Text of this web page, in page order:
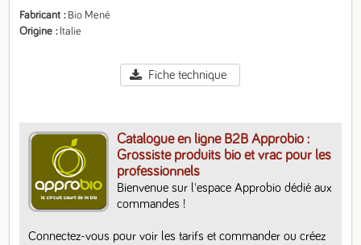
Fabricant
Bio Mené
Origine
Italie
Fiche technique
Catalogue en ligne B2B Approbio :
Grossiste produits bio et vrac pour les
professionnels
Bienvenue sur l'espace Approbio dédié aux
commandes !
Connectez-vous pour voir les tarifs et commander ou créez